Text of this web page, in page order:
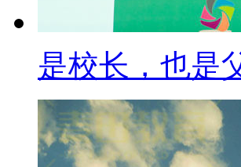
是校长，也是